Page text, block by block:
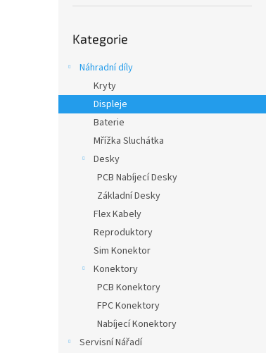
kategorie
Kategorie
Náhradní díly
Kryty
Displeje
Baterie
Mřížka Sluchátka
Desky
PCB Nabíjecí Desky
Základní Desky
Flex Kabely
Reproduktory
Sim Konektor
Konektory
PCB Konektory
FPC Konektory
Nabíjecí Konektory
Servisní Nářadí